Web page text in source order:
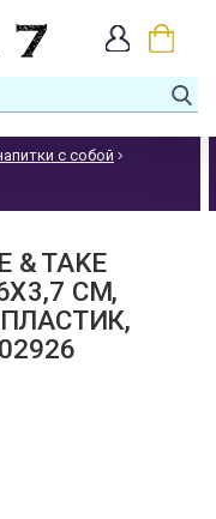
с собой
TAKE
СМ,